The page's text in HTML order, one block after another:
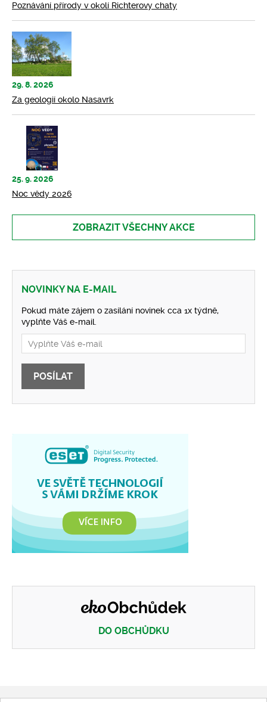
Poznávání přírody v okolí Richterovy chaty
29. 8. 2026
Za geologií okolo Nasavrk
25. 9. 2026
Noc vědy 2026
ZOBRAZIT VŠECHNY AKCE
NOVINKY NA E-MAIL
Pokud máte zájem o zasílání novinek cca 1x týdně,
vyplňte Váš e-mail.
POSÍLAT
DO OBCHŮDKU